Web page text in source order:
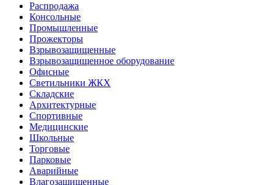
Распродажа
Консольные
Промышленные
Прожекторы
Взрывозащищенные
Взрывозащищенное оборудование
Офисные
Cветильники ЖКХ
Складские
Архитектурные
Спортивные
Медицинские
Школьные
Торговые
Парковые
Аварийные
Влагозащищенные